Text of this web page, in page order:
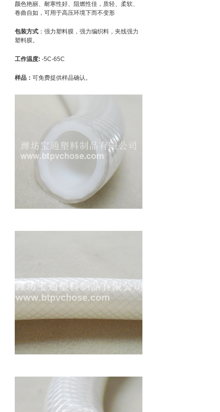
颜色艳丽、耐寒性好、阻燃性佳，质轻、柔软、
卷曲自如，可用于高压环境下而不变形
包装方式 ：强力塑料膜，强力编织料，夹线强力
塑料膜。
工作温度: -5C-65C
样品： 可免费提供样品确认。